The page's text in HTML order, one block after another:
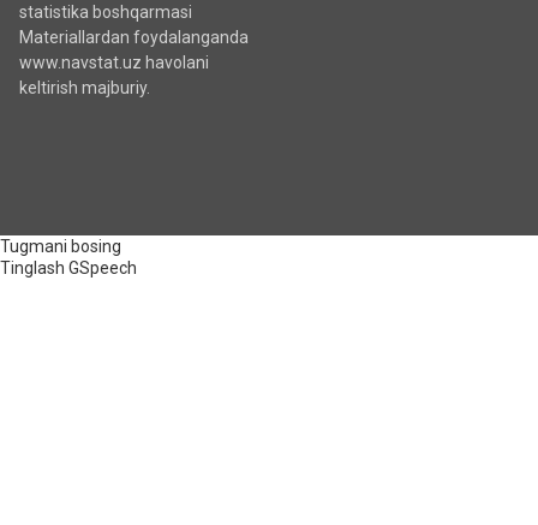
statistika boshqarmasi
Materiallardan foydalanganda
www.navstat.uz havolani
keltirish majburiy.
Tugmani bosing
Tinglash GSpeech